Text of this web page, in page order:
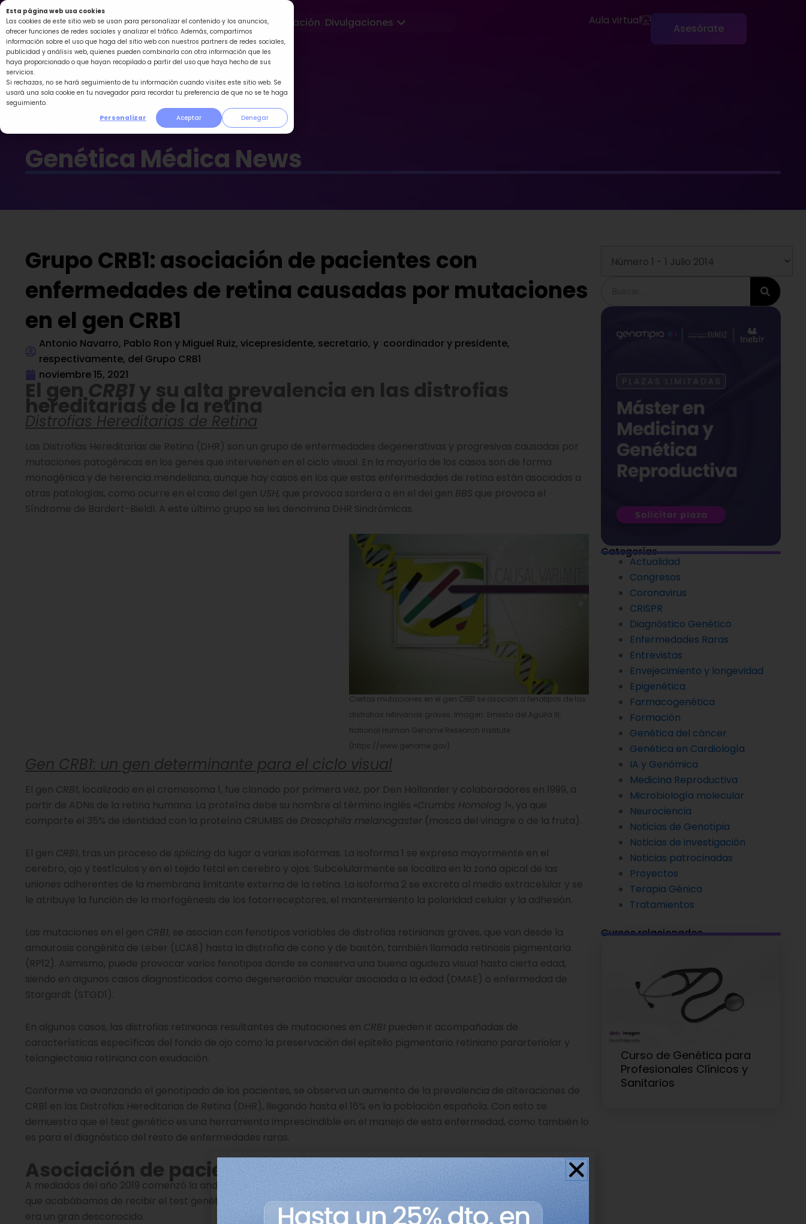
Esta página web usa cookies
Las cookies de este sitio web se usan para personalizar el contenido y los anuncios,
ofrecer funciones de redes sociales y analizar el tráfico. Además, compartimos
información sobre el uso que haga del sitio web con nuestros partners de redes sociales,
publicidad y análisis web, quienes pueden combinarla con otra información que les
haya proporcionado o que hayan recopilado a partir del uso que haya hecho de sus
servicios.
Si rechazas, no se hará seguimiento de tu información cuando visites este sitio web. Se
usará una sola cookie en tu navegador para recordar tu preferencia de que no se te haga
seguimiento.
Personalizar
Aceptar Denegar
Ir
al
contenido
Formación Divulgaciones Abrir Divulgaciones Aula virtual
Asesórate
Genética Médica News
Grupo CRB1: asociación de pacientes con
enfermedades de retina causadas por mutaciones
en el gen CRB1
Antonio Navarro, Pablo Ron y Miguel Ruiz, vicepresidente, secretario, y coordinador y presidente,
respectivamente, del Grupo CRB1
noviembre 15, 2021
El genCRB1y su alta prevalencia en las distrofias
hereditarias de la retina
Distrofias Hereditarias de Retina
Las Distrofias Hereditarias de Retina (DHR) son un grupo de enfermedades degenerativas y progresivas causadas por
mutaciones patogénicas en los genes que intervienen en el ciclo visual. En la mayoría de los casos son de forma
monogénica y de herencia mendeliana, aunque hay casos en los que estas enfermedades de retina están asociadas a
otras patologías, como ocurre en el caso del gen USH, que provoca sordera o en el del gen BBS que provoca el
Síndrome de Bardert-Bieldl. A este último grupo se les denomina DHR Sindrómicas.
Ciertas mutaciones en el gen CRB1 se asocian a fenotipos de las
distrofias retinianas graves. Imagen: Ernesto del Aguila III,
National Human Genome Research Institute
(https://www.genome.gov).
Gen CRB1: un gen determinante para el ciclo visual
El gen CRB1, localizado en el cromosoma 1, fue clonado por primera vez, por Den Hollander y colaboradores en 1999, a
partir de ADNs de la retina humana. La proteína debe su nombre al término inglés «Crumbs Homolog 1«, ya que
comparte el 35% de identidad con la proteína CRUMBS de Drosophila melanogaster (mosca del vinagre o de la fruta).
El gen CRB1, tras un proceso de splicing da lugar a varias isoformas. La isoforma 1 se expresa mayormente en el
cerebro, ojo y testículos y en el tejido fetal en cerebro y ojos. Subcelularmente se localiza en la zona apical de las
uniones adherentes de la membrana limitante externa de la retina. La isoforma 2 se excreta al medio extracelular y se
le atribuye la función de la morfogénesis de los fotorreceptores, el mantenimiento la polaridad celular y la adhesión.
Las mutaciones en el gen CRB1, se asocian con fenotipos variables de distrofias retinianas graves, que van desde la
amaurosis congénita de Leber (LCA8) hasta la distrofia de cono y de bastón, también llamada retinosis pigmentaria
(RP12). Asimismo, puede provocar varios fenotipos donde se conserva una buena agudeza visual hasta cierta edad,
siendo en algunos casos diagnosticados como degeneración macular asociada a la edad (DMAE) o enfermedad de
Stargardt (STGD1).
En algunos casos, las distrofias retinianas resultantes de mutaciones en CRB1 pueden ir acompañadas de
características específicas del fondo de ojo como la preservación del epitelio pigmentario retiniano pararteriolar y
telangiectasia retiniana con exudación.
Conforme va avanzando el genotipado de los pacientes, se observa un aumento de la prevalencia de alteraciones de
CRB1 en las Distrofias Hereditarias de Retina (DHR), llegando hasta el 16% en la población española. Con esto se
demuestra que el test genético es una herramienta imprescindible en el manejo de esta enfermedad, como también lo
es para el diagnóstico del resto de enfermedades raras.
Asociación de pacientes Grupo
A mediados del año 2019 comenzó la andadura de nuestro
. En aquel momento, solo éramos dos famílias
que acabábamos de recibir el test genético con el diagnóstico de este gen, que para nosotros en aquellos momentos
era un gran desconocido.
Categorías
Actualidad
Congresos
Coronavirus
CRISPR
Diagnóstico Genético
Enfermedades Raras
Entrevistas
Envejecimiento y longevidad
Epigenética
Farmacogenética
Formación
Genética del cáncer
Genética en Cardiología
IA y Genómica
Medicina Reproductiva
Microbiología molecular
Neurociencia
Noticias de Genotipia
Noticias de investigación
Noticias patrocinadas
Proyectos
Terapia Génica
Tratamientos
Cursos relacionados
Curso de Genética para
Profesionales Clínicos y
Sanitarios